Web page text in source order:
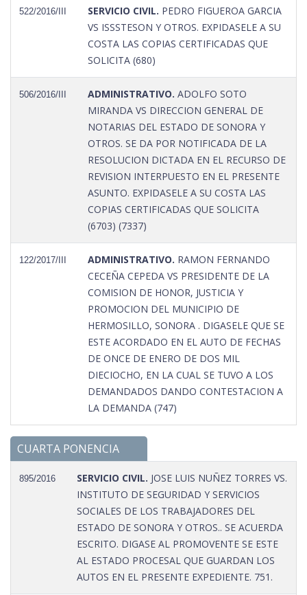
522/2016/III SERVICIO CIVIL. PEDRO FIGUEROA GARCIA
VS ISSSTESON Y OTROS. EXPIDASELE A SU
COSTA LAS COPIAS CERTIFICADAS QUE
SOLICITA (680)
506/2016/III ADMINISTRATIVO. ADOLFO SOTO
MIRANDA VS DIRECCION GENERAL DE
NOTARIAS DEL ESTADO DE SONORA Y
OTROS. SE DA POR NOTIFICADA DE LA
RESOLUCION DICTADA EN EL RECURSO DE
REVISION INTERPUESTO EN EL PRESENTE
ASUNTO. EXPIDASELE A SU COSTA LAS
COPIAS CERTIFICADAS QUE SOLICITA
(6703) (7337)
122/2017/III ADMINISTRATIVO. RAMON FERNANDO
CECEÑA CEPEDA VS PRESIDENTE DE LA
COMISION DE HONOR, JUSTICIA Y
PROMOCION DEL MUNICIPIO DE
HERMOSILLO, SONORA . DIGASELE QUE SE
ESTE ACORDADO EN EL AUTO DE FECHAS
DE ONCE DE ENERO DE DOS MIL
DIECIOCHO, EN LA CUAL SE TUVO A LOS
DEMANDADOS DANDO CONTESTACION A
LA DEMANDA (747)
CUARTA PONENCIA
895/2016 SERVICIO CIVIL. JOSE LUIS NUÑEZ TORRES VS.
INSTITUTO DE SEGURIDAD Y SERVICIOS
SOCIALES DE LOS TRABAJADORES DEL
ESTADO DE SONORA Y OTROS.. SE ACUERDA
ESCRITO. DIGASE AL PROMOVENTE SE ESTE
AL ESTADO PROCESAL QUE GUARDAN LOS
AUTOS EN EL PRESENTE EXPEDIENTE. 751.